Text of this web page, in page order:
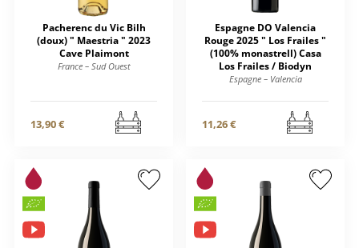
Pacherenc du Vic Bilh
(doux) " Maestria " 2023
Cave Plaimont
France – Sud Ouest
13,90 €
Espagne DO Valencia
Rouge 2025 " Los Frailes "
(100% monastrell) Casa
Los Frailes / Biodyn
Espagne – Valencia
11,26 €